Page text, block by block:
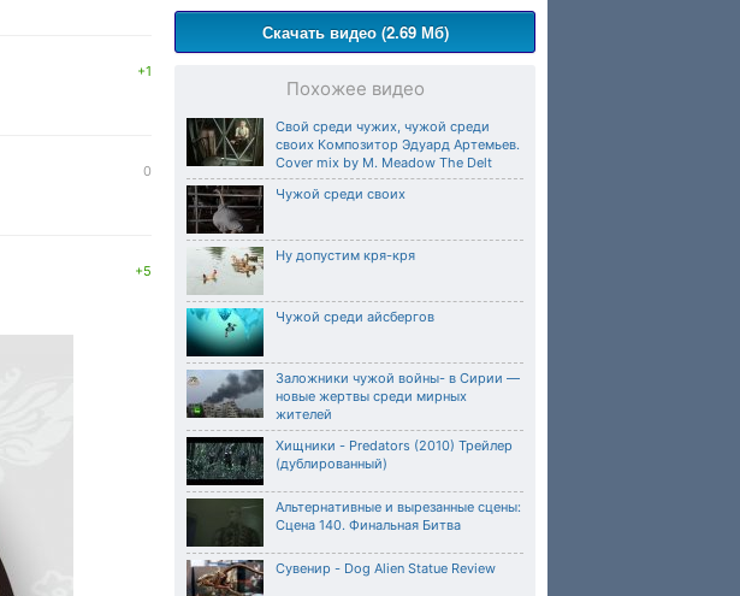
Скачать видео (2.69 Мб)
Похожее видео
Свой среди чужих, чужой среди
своих Композитор Эдуард Артемьев.
Cover mix by M. Meadow The Delt
Чужой среди своих
Ну допустим кря-кря
Чужой среди айсбергов
Заложники чужой войны- в Сирии —
новые жертвы среди мирных
жителей
Хищники - Predators (2010) Трейлер
(дублированный)
Альтернативные и вырезанные сцены:
Сцена 140. Финальная Битва
Сувенир - Dog Alien Statue Review
+1
0
+5